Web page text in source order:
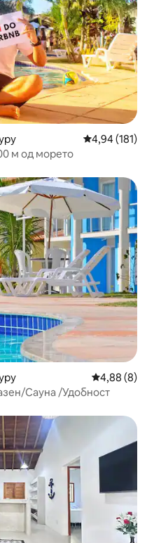
Просечна
4,94 (181)
м од морето
Просечна
4,88 (8)
Сауна /Удобност
гостите“